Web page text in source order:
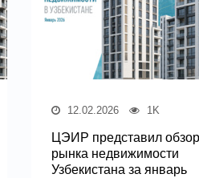
12.02.2026 1K
ЦЭИР представил обзор
рынка недвижимости
Узбекистана за январь